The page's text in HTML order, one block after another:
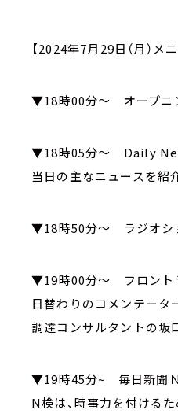
【2024年7月29日（月）メ
▼18時00分～ オープニ
▼18時05分～ Daily
当日の主なニュースを紹
▼18時50分～ ラジオシ
▼19時00分～ フロント
日替わりのコメンテータ
調達コンサルタントの坂
▼19時45分~ 毎日新聞
N検は、時事力を付ける